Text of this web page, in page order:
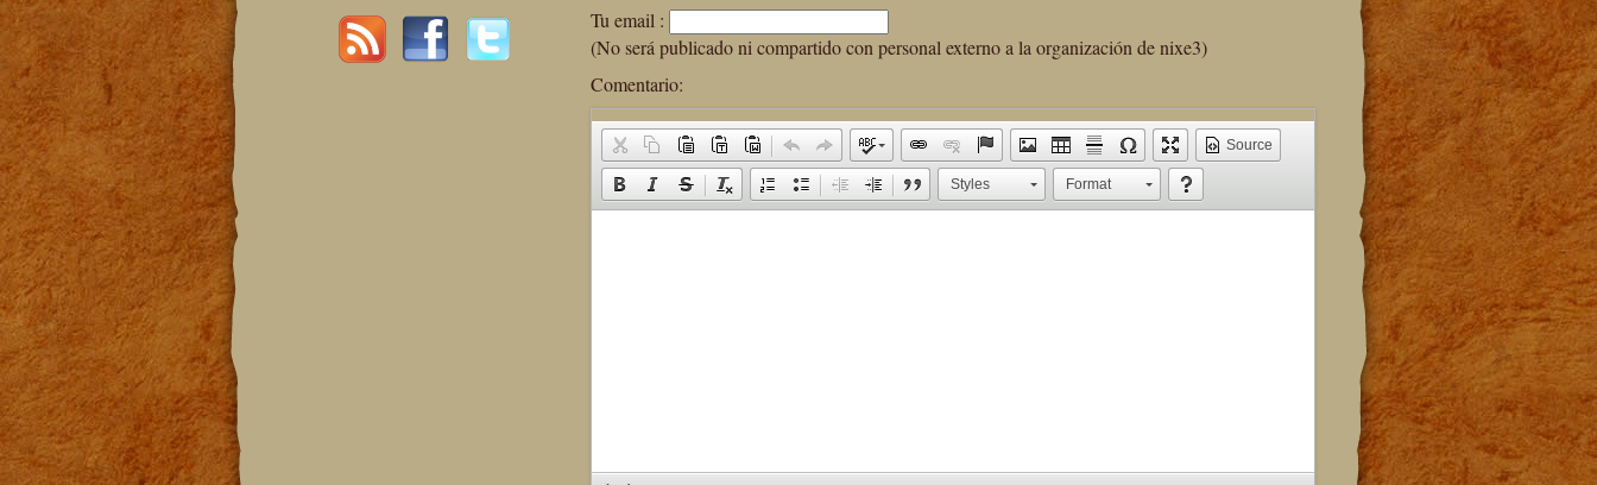
Tu email :
(No será publicado ni compartido con personal externo a la organización de nixe3)
Comentario:
Source
Styles Format